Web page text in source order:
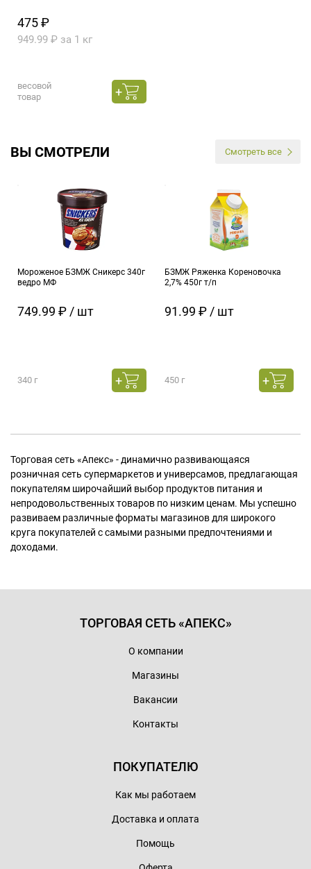
475 ₽
949.99 ₽ за 1 кг
весовой
товар
ВЫ СМОТРЕЛИ Смотреть все
Мороженое БЗМЖ Сникерс 340г
ведро МФ
749.99 ₽ / шт
340 г
БЗМЖ Ряженка Кореновочка
2,7% 450г т/п
91.99 ₽ / шт
450 г
Торговая сеть «Апекс» - динамично развивающаяся
розничная сеть супермаркетов и универсамов, предлагающая
покупателям широчайший выбор продуктов питания и
непродовольственных товаров по низким ценам. Мы успешно
развиваем различные форматы магазинов для широкого
круга покупателей с самыми разными предпочтениями и
доходами.
ТОРГОВАЯ СЕТЬ «АПЕКС»
О компании
Магазины
Вакансии
Контакты
ПОКУПАТЕЛЮ
Как мы работаем
Доставка и оплата
Помощь